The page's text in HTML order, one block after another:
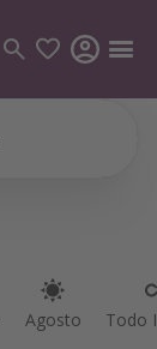
Agosto Todo